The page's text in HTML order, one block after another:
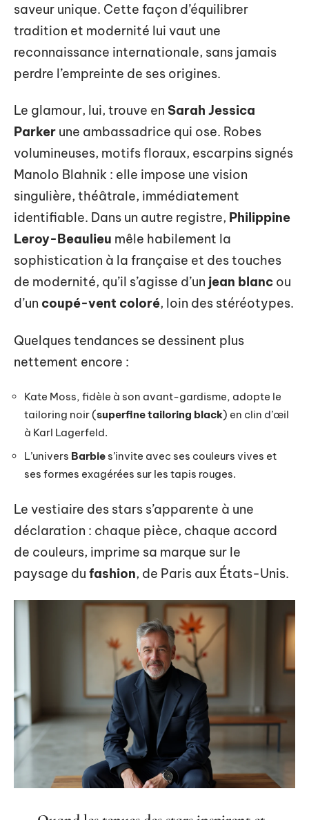
saveur unique. Cette façon d’équilibrer
tradition et modernité lui vaut une
reconnaissance internationale, sans jamais
perdre l’empreinte de ses origines.
Le glamour, lui, trouve en Sarah Jessica
Parker une ambassadrice qui ose. Robes
volumineuses, motifs floraux, escarpins signés
Manolo Blahnik : elle impose une vision
singulière, théâtrale, immédiatement
identifiable. Dans un autre registre, Philippine
Leroy-Beaulieu mêle habilement la
sophistication à la française et des touches
de modernité, qu’il s’agisse d’un jean blanc ou
d’un coupé-vent coloré, loin des stéréotypes.
Quelques tendances se dessinent plus
nettement encore :
Kate Moss, fidèle à son avant-gardisme, adopte le
tailoring noir (superfine tailoring black) en clin d’œil
à Karl Lagerfeld.
L’univers Barbie s’invite avec ses couleurs vives et
ses formes exagérées sur les tapis rouges.
Le vestiaire des stars s’apparente à une
déclaration : chaque pièce, chaque accord
de couleurs, imprime sa marque sur le
paysage du fashion, de Paris aux États-Unis.